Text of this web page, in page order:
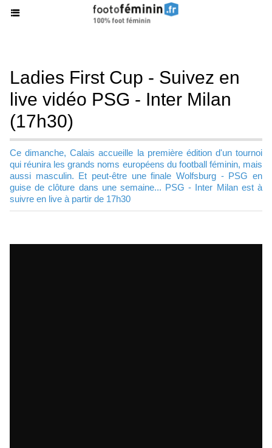
Ladies First Cup - Suivez en
live vidéo PSG - Inter Milan
(17h30)
Ce dimanche, Calais accueille la première édition d'un tournoi
qui réunira les grands noms européens du football féminin, mais
aussi masculin. Et peut-être une finale Wolfsburg - PSG en
guise de clôture dans une semaine... PSG - Inter Milan est à
suivre en live à partir de 17h30